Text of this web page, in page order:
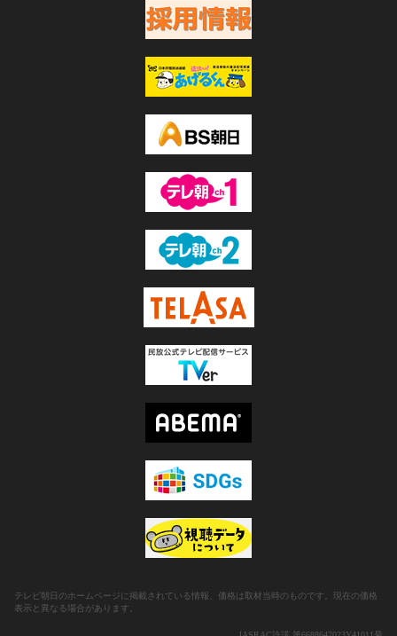
テレビ朝日のホームページに掲載されている情報、価格は取材当時のものです。現在の価格
表示と異なる場合があります。